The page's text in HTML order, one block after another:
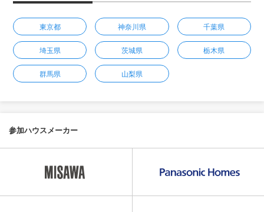
東京都 神奈川県 千葉県
埼玉県 茨城県 栃木県
群馬県 山梨県
参加ハウスメーカー